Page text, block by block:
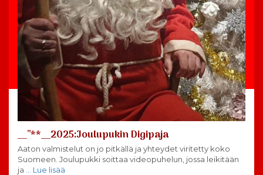
__”**__2025:Joulupukin Digipaja
Aaton valmistelut on jo pitkällä ja yhteydet viritetty koko
Suomeen. Joulupukki soittaa videopuhelun, jossa leikitään
ja … Lue lisää